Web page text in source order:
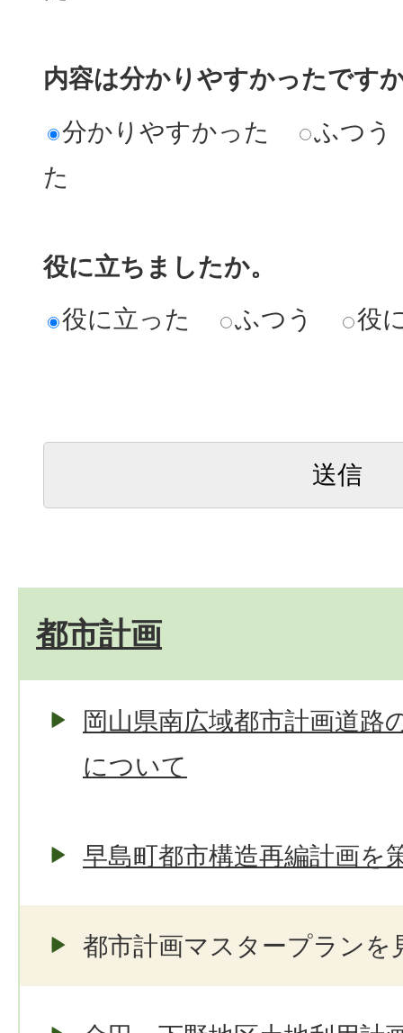
内容は分かりやすかったです
分かりやすかった
ふつう
た
役に立ちましたか。
役に立った
ふつう 役
都市計画
岡山県南広域都市計画道路
について
早島町都市構造再編計画を
都市計画マスタープランを